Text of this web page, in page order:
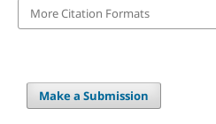
More Citation Formats
Make a Submission